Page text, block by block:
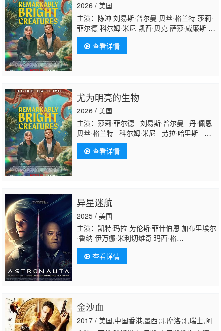
2026 / 美国
主演：陈冲 刘易斯·普尔曼 贝丝·格兰特 莎莉·
菲尔德 科尔姆·米尼 凯西·贝克 萨莎·威廉斯 丹
·佩恩 梅根·赫弗恩 安东尼·哈里森 劳拉·哈里
斯 索菲亚·布莱克-德埃利亚 卡罗琳·亚代尔 唐
纳德·沙利斯 迈尔斯·马萨
查看详情
尤为明亮的生物
2026 / 美国
主演：莎莉·菲尔德 刘易斯·普尔曼 丹·佩恩
贝丝·格兰特 科尔姆·米尼 劳拉·哈里斯 索
菲亚·布莱克-德埃利亚 凯西·贝克 陈冲 梅
根·赫弗恩 唐纳德·沙利斯 萨莎·威廉斯 迈
尔斯·马萨勒 Brandon McEwan Emily
查看详情
异星迷航
2025 / 美国
主演：凯特·玛拉 劳伦斯·菲什伯恩 加布里埃尔
·鲁纳 伊万娜·米利切维奇 玛西·格
雷 Scarlett Holmes 礼萨·迪亚
科 Daniel Quirke Daiana Madeira Christine
登·奥沙利文 Gordon Barry
查看详情
金沙血
2017 / 美国,中国香港,墨西哥,摩洛哥,瑞士,阿